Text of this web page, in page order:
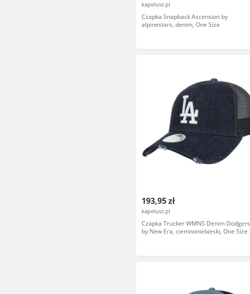
kapelusz.pl
Czapka Snapback Ascension by
alpinestars, denim, One Size
193,95 zł
kapelusz.pl
Czapka Trucker WMNS Denim Dodgers
by New Era, ciemnoniebieski, One Size